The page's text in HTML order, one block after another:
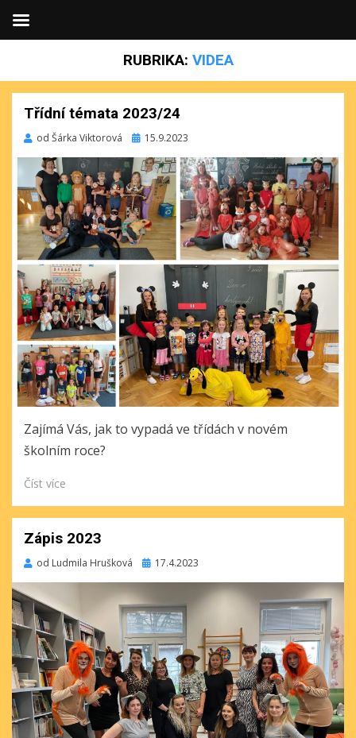
RUBRIKA: VIDEA
Třídní témata 2023/24
od Šárka Viktorová Publikováno
15.9.2023
Zajímá Vás, jak to vypadá ve třídách v novém
školním roce?
Číst více
Zápis 2023
od Ludmila Hrušková Publikováno
17.4.2023